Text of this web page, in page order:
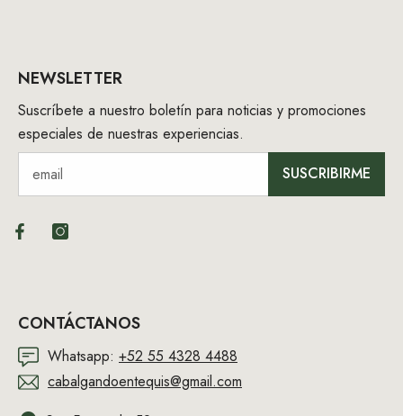
NEWSLETTER
Suscríbete a nuestro boletín para noticias y promociones
especiales de nuestras experiencias.
SUSCRIBIRME
CONTÁCTANOS
Whatsapp: +52 55 4328 4488
cabalgandoentequis@gmail.com